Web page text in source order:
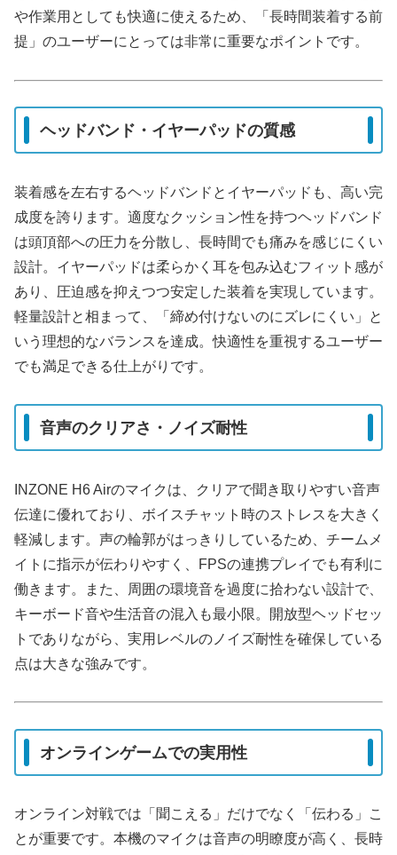
や作業用としても快適に使えるため、「長時間装着する前
提」のユーザーにとっては非常に重要なポイントです。
ヘッドバンド・イヤーパッドの質感
装着感を左右するヘッドバンドとイヤーパッドも、高い完
成度を誇ります。適度なクッション性を持つヘッドバンド
は頭頂部への圧力を分散し、長時間でも痛みを感じにくい
設計。イヤーパッドは柔らかく耳を包み込むフィット感が
あり、圧迫感を抑えつつ安定した装着を実現しています。
軽量設計と相まって、「締め付けないのにズレにくい」と
いう理想的なバランスを達成。快適性を重視するユーザー
でも満足できる仕上がりです。
音声のクリアさ・ノイズ耐性
INZONE H6 Airのマイクは、クリアで聞き取りやすい音声
伝達に優れており、ボイスチャット時のストレスを大きく
軽減します。声の輪郭がはっきりしているため、チームメ
イトに指示が伝わりやすく、FPSの連携プレイでも有利に
働きます。また、周囲の環境音を過度に拾わない設計で、
キーボード音や生活音の混入も最小限。開放型ヘッドセッ
トでありながら、実用レベルのノイズ耐性を確保している
点は大きな強みです。
オンラインゲームでの実用性
オンライン対戦では「聞こえる」だけでなく「伝わる」こ
とが重要です。本機のマイクは音声の明瞭度が高く、長時